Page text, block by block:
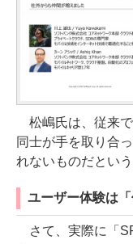
松嶋氏は、従来
同士が手を取り合
れないものだという
ユーザー体験は「
さて、実際に「